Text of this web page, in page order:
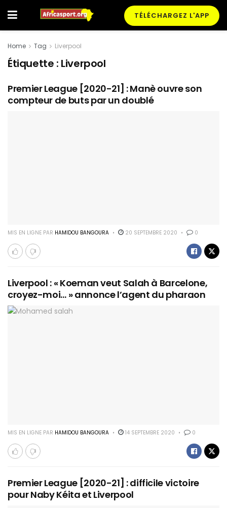
TÉLÉCHARGEZ L'APP
Home Tag Liverpool
Étiquette : Liverpool
Premier League [2020-21] : Manè ouvre son
compteur de buts par un doublé
MIS EN LIGNE PAR HAMIDOU BANGOURA 20 SEPTEMBRE 2020 0
Liverpool : « Koeman veut Salah à Barcelone,
croyez-moi… » annonce l’agent du pharaon
MIS EN LIGNE PAR HAMIDOU BANGOURA 14 SEPTEMBRE 2020 0
Premier League [2020-21] : difficile victoire
pour Naby Kéita et Liverpool